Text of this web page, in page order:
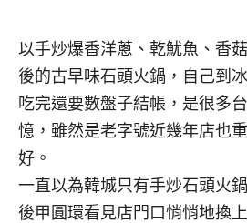
以手炒爆香洋蔥、乾魷魚、香
後的古早味石頭火鍋，自己到
吃完還要數盤子結帳，是很多
憶，雖然是老字號近幾年店也
好。
一直以為韓城只有手炒石頭火
後甲圓環看見店門口悄悄地換